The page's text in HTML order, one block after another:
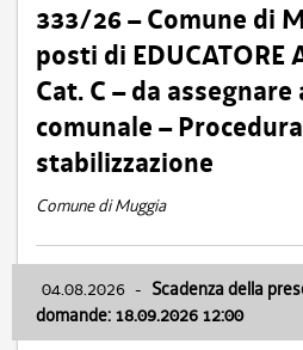
333/26 – Comune di
posti di EDUCATORE
Cat. C – da
comunale –
stabilizzazione
Comune di Muggia
04.08.2026 - Scadenza della
domande: 18.09.2026 12:00